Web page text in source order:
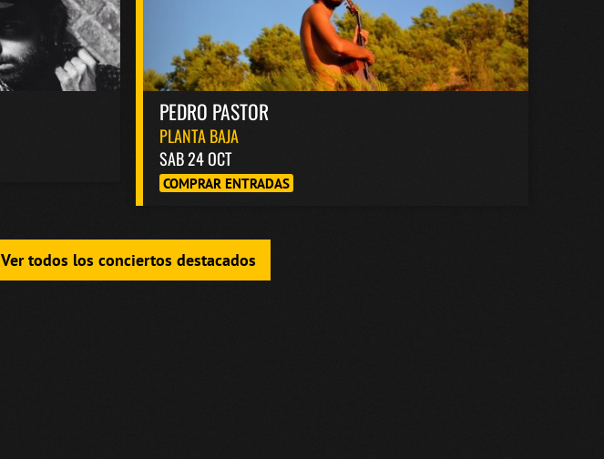
PEDRO PASTOR
PLANTA BAJA
SAB 24 OCT
COMPRAR ENTRADAS
Ver todos los conciertos destacados